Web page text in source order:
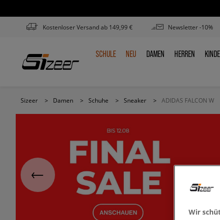
Kostenloser Versand ab 149,99 € Newsletter -10%
SCHULE
SCHULE NEU
NEU DAMEN
DAMEN HERREN
HERREN
Sizeer > Damen > Schuhe > Sneaker > ADIDAS FALCON W
Wir